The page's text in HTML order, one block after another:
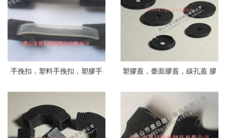
手挽扣，塑料手挽扣，塑膠手
挽扣，彩盒手挽扣
塑膠蓋，臺面膠蓋，線孔蓋 膠
蓋